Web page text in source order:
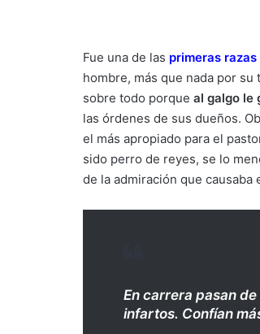
Fue una de las primeras
hombre, más que nada por
sobre todo porque al galgo le
las órdenes de sus dueños.
el más apropiado para el
sido perro de reyes, se lo
de la admiración que causaba
En carrera pasan
infartos. Confían